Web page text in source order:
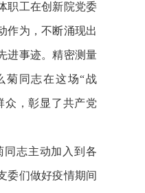
职工在创新院党委
作为，不断涌现出
进事迹。精密测量
菊同志在这场“战
众，彰显了共产党
同志主动加入到各
委们做好疫情期间